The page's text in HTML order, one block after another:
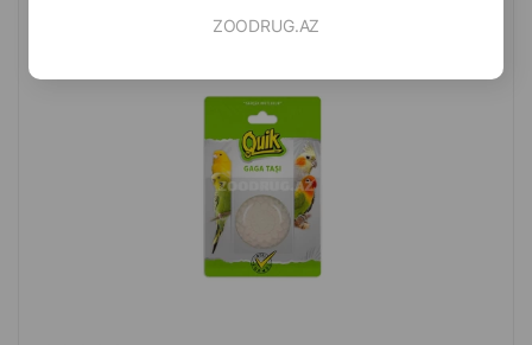
ZOODRUG.AZ